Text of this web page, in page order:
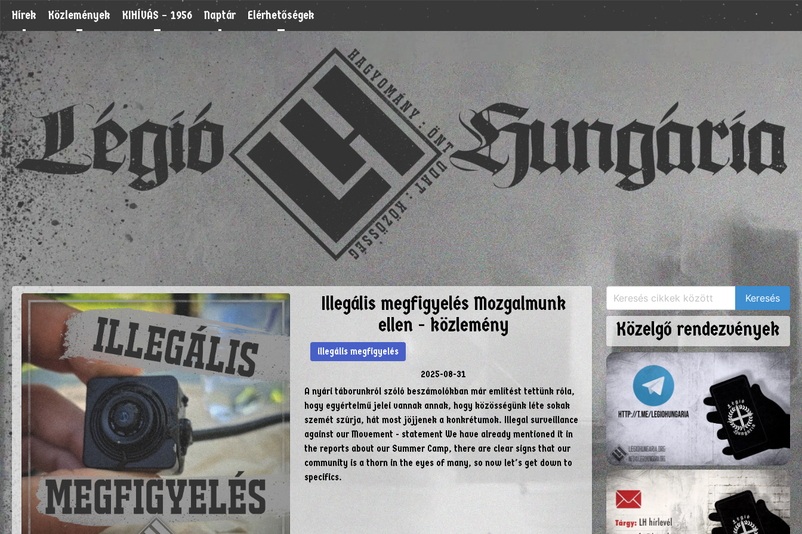
Hírek Közlemények KIHÍVÁS – 1956 Naptár Elérhetőségek
Illegális megfigyelés Mozgalmunk
ellen - közlemény
illegális megfigyelés
2025-08-31
A nyári táborunkról szóló beszámolókban már említést tettünk róla,
hogy egyértelmű jelei vannak annak, hogy közösségünk léte sokak
szemét szúrja, hát most jöjjenek a konkrétumok. Illegal surveillance
against our Movement - statement We have already mentioned it in
the reports about our Summer Camp, there are clear signs that our
community is a thorn in the eyes of many, so now let's get down to
specifics.
Közelgő rendezvények